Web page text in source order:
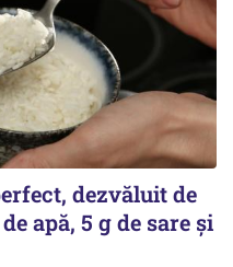
dezvăluit de
apă, 5 g de sare și